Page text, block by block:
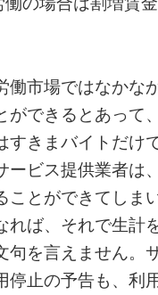
働市場ではなかな
ができるとあって
きまバイトだけ
ビス提供業者は
とができてしま
ば、それで生計
句を言えません。
止の予告も、利